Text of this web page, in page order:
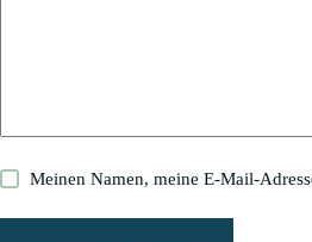
Meinen Namen, meine E-Mail-